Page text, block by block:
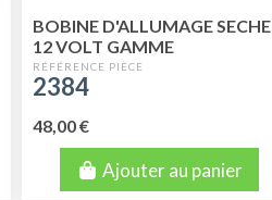
BOBINE D'ALLUMAGE SECHE
12 VOLT GAMME
PERFORMANCE
2384
48,00 €
Ajouter au panier